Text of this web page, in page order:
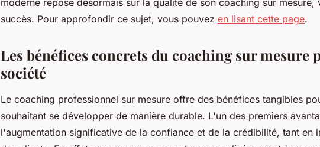
moderne repose désormais sur la qualité de son coaching sur mesure,
succès. Pour approfondir ce sujet, vous pouvez en lisant cette page.
Les bénéfices concrets du coaching sur mesure
société
Le coaching professionnel sur mesure offre des bénéfices tangibles
souhaitant se développer de manière durable. L'un des premiers
l'augmentation significative de la confiance et de la crédibilité, tant en